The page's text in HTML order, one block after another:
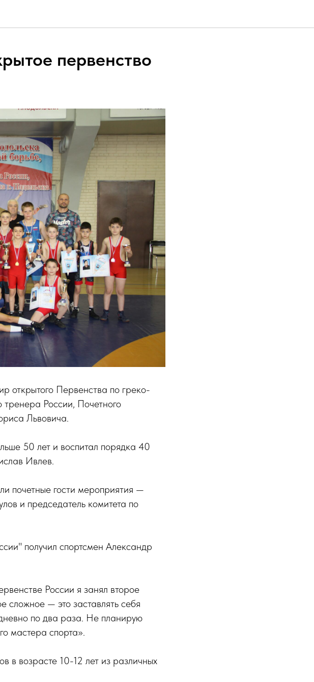
первенство
открытого Первенства по греко-
России, Почетного
Львовича.
50 лет и воспитал порядка 40
Ивлев.
почетные гости мероприятия —
и председатель комитета по
получил спортсмен Александр
России я занял второе
сложное — это заставлять себя
по два раза. Не планирую
мастера спорта».
в возрасте 10-12 лет из различных